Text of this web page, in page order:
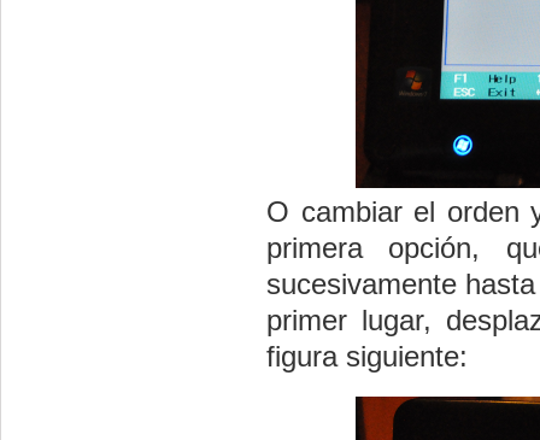
O cambiar el orden
primera opción,
sucesivamente
primer lugar,
figura siguiente: